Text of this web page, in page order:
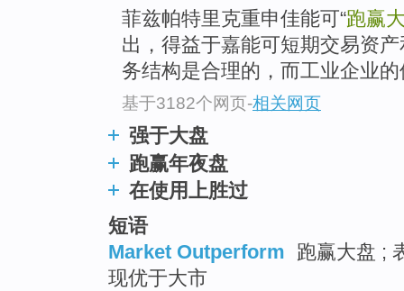
菲兹帕特里克重申佳能可“跑赢
出，得益于嘉能可短期交易资
务结构是合理的，而工业企业
基于3182个网页-相关网页
强于大盘
跑赢年夜盘
在使用上胜过
短语
Market Outperform 跑赢大盘 ;
现优于大市